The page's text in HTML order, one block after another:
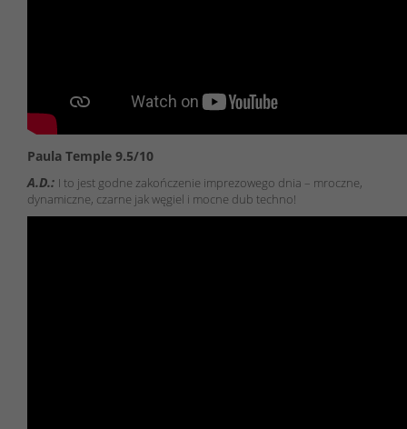
Paula Temple 9.5/10
A.D.: I to jest godne zakończenie imprezowego dnia – mroczne,
dynamiczne, czarne jak węgiel i mocne dub techno!